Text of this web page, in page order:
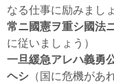
なる仕事に励みまし
常ニ國憲ヲ重シ國法
に従いましょう）
一旦緩急アレハ義勇
ヘシ （国に危機があ